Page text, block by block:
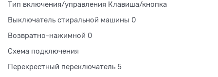
Тип включения/управления Клавиша/кнопка
Выключатель стиральной машины 0
Возвратно-нажимной 0
Схема подключения
Перекрестный переключатель 5